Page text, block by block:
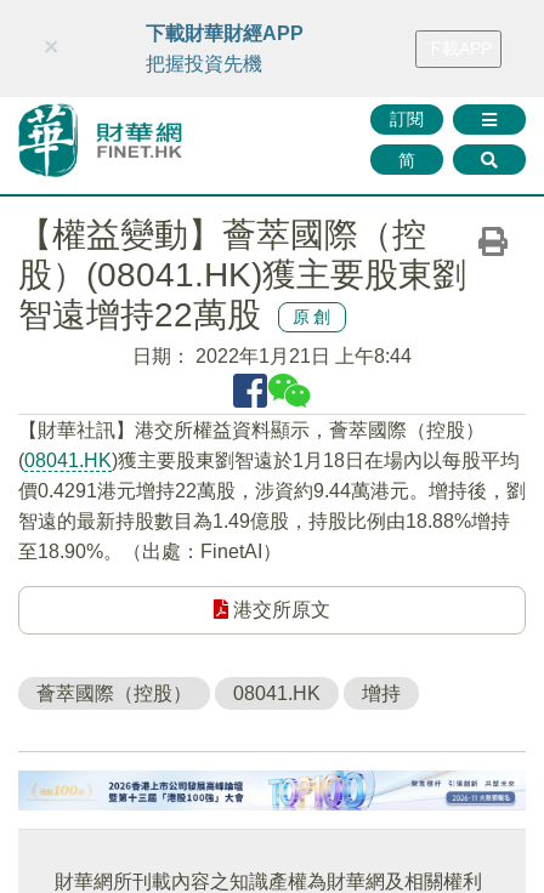
財華智庫網 FINTV FINMETA 財華證券 媒體矩陣
訂閱
简
×
下載財華財經APP
把握投資先機
【權益變動】薈萃國際（控
股）(08041.HK)獲主要股東劉
智遠增持22萬股
原創
日期： 2022年1月21日 上午8:44
【財華社訊】港交所權益資料顯示，薈萃國際（控股）
(08041.HK)獲主要股東劉智遠於1月18日在場內以每股平均
價0.4291港元增持22萬股，涉資約9.44萬港元。增持後，劉
智遠的最新持股數目為1.49億股，持股比例由18.88%增持
至18.90%。（出處：FinetAI）
港交所原文
薈萃國際（控股） 08041.HK 增持
財華網所刊載內容之知識產權為財華網及相關權利